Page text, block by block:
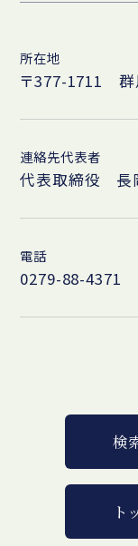
所在地
〒377-1711 群
連絡先代表者
代表取締役 長
電話
0279-88-4371
検
ト